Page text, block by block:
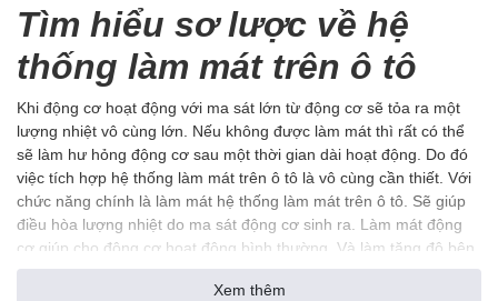
Tìm hiểu sơ lược về hệ
thống làm mát trên ô tô
Khi động cơ hoạt động với ma sát lớn từ động cơ sẽ tỏa ra một
lượng nhiệt vô cùng lớn. Nếu không được làm mát thì rất có thể
sẽ làm hư hỏng động cơ sau một thời gian dài hoạt động. Do đó
việc tích hợp hệ thống làm mát trên ô tô là vô cùng cần thiết. Với
chức năng chính là làm mát hệ thống làm mát trên ô tô. Sẽ giúp
điều hòa lượng nhiệt do ma sát động cơ sinh ra. Làm mát động
cơ giúp cho động cơ hoạt động bình thường. Và làm tăng độ bên
cho động cơ khi sử dụng.
Xem thêm